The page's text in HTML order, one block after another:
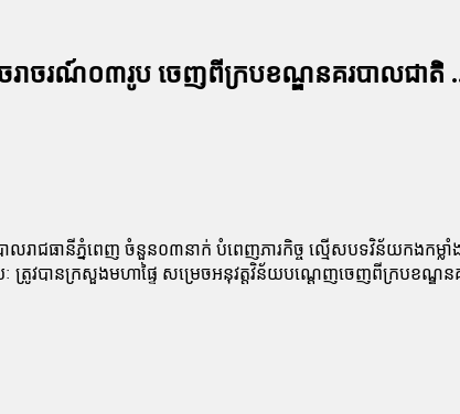
ាចរណ៍​០៣​រូប ចេញពី​ក្រប​ខណ្ឌ​នគរបាល​ជាតិ
ាល​រាជធានី​ភ្នំពេញ ចំនួន​០៣​នាក់ បំពេញភារកិច្ច ល្មើស​បទ​វិន័យ​កងក
បាន​ក្រសួងមហាផ្ទៃ សម្រេច​អនុវត្ត​វិន័យ​បណ្តេញ​ចេញពី​ក្រប​ខណ្ឌ​ន